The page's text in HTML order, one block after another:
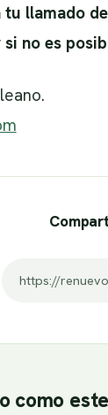
llamado
no es
como